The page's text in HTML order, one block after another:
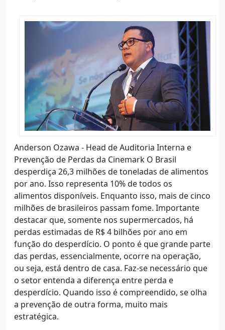
Anderson Ozawa - Head de Auditoria Interna e
Prevenção de Perdas da Cinemark O Brasil
desperdiça 26,3 milhões de toneladas de alimentos
por ano. Isso representa 10% de todos os
alimentos disponíveis. Enquanto isso, mais de cinco
milhões de brasileiros passam fome. Importante
destacar que, somente nos supermercados, há
perdas estimadas de R$ 4 bilhões por ano em
função do desperdício. O ponto é que grande parte
das perdas, essencialmente, ocorre na operação,
ou seja, está dentro de casa. Faz-se necessário que
o setor entenda a diferença entre perda e
desperdício. Quando isso é compreendido, se olha
a prevenção de outra forma, muito mais
estratégica.